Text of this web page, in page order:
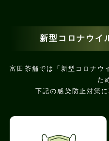
新型コロナウイ
富田茶舗では「新型コロナウ
た
下記の感染防止対策